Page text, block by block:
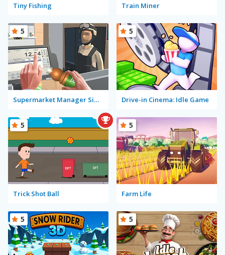
Tiny Fishing Train Miner
Supermarket Manager Simulator
5
Drive-in Cinema: Idle Game
5
Trick Shot Ball
5
Farm Life
5
5 5